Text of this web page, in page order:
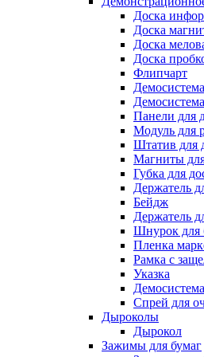
Доска
Доска
Доска
Доска
Флипчарт
Панели для
Модуль для
Штатив для
Магниты
Губка для
Держатель
Бейдж
Держатель
Шнурок для
Пленка
Рамка с
Указка
Спрей для
Дыроколы
Дырокол
Зажимы для бумаг